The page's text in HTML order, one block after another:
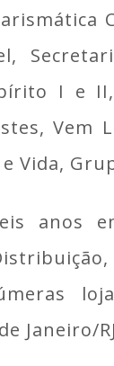
I e
Vem
Vida,
anos
Janeiro/